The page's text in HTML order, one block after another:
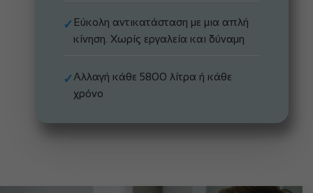
✓ Εύκολη αντικατάσταση με μια απλή
κίνηση. Χωρίς εργαλεία και δύναμη
✓Αλλαγή κάθε 5800 λίτρα ή κάθε
χρόνο